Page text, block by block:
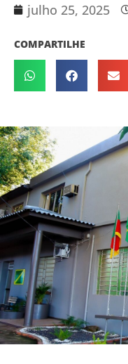
julho 25, 2025
COMPARTILHE